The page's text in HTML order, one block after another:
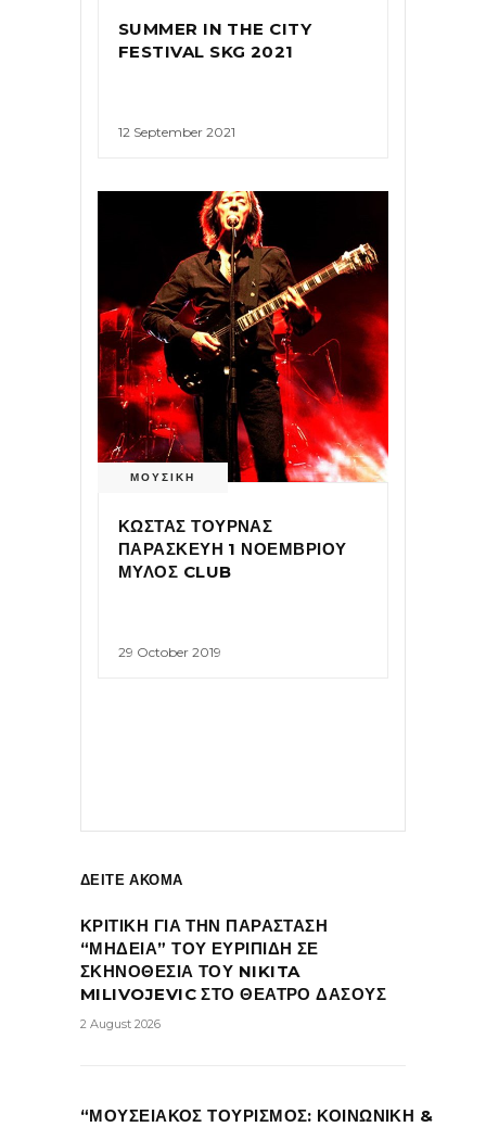
SUMMER IN THE CITY
FESTIVAL SKG 2021
12 September 2021
ΜΟΥΣΙΚΗ
ΚΩΣΤΑΣ ΤΟΥΡΝΑΣ
ΠΑΡΑΣΚΕΥΗ 1 ΝΟΕΜΒΡΙΟΥ
ΜΥΛΟΣ CLUB
29 October 2019
ΔΕΙΤΕ ΑΚΟΜΑ
ΚΡΙΤΙΚΗ ΓΙΑ ΤΗΝ ΠΑΡΑΣΤΑΣΗ
“ΜΗΔΕΙΑ” ΤΟΥ ΕΥΡΙΠΙΔΗ ΣΕ
ΣΚΗΝΟΘΕΣΙΑ ΤΟΥ NIKITA
MILIVOJEVIC ΣΤΟ ΘΕΑΤΡΟ ΔΑΣΟΥΣ
2 August 2026
“ΜΟΥΣΕΙΑΚΟΣ ΤΟΥΡΙΣΜΟΣ: ΚΟΙΝΩΝΙΚΗ &